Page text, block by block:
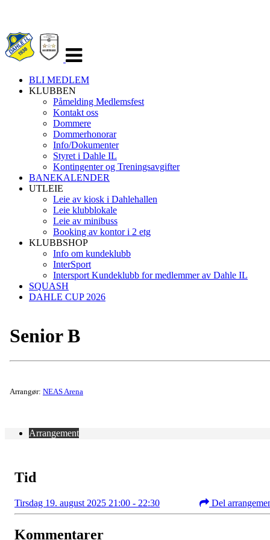
navigasjon
BLI MEDLEM
KLUBBEN
Påmelding Medlemsfest
Kontakt oss
Dommere
Dommerhonorar
Info/Dokumenter
Styret i Dahle IL
Kontingenter og Treningsavgifter
BANEKALENDER
UTLEIE
Leie av kiosk i Dahlehallen
Leie klubblokale
Leie av minibuss
Booking av kontor i 2 etg
KLUBBSHOP
Info om kundeklubb
InterSport
Intersport Kundeklubb for medlemmer av Dahle IL
SQUASH
DAHLE CUP 2026
Senior B
Arrangør: NEAS Arena
Arrangement
Tid
Tirsdag 19. august 2025 21:00 - 22:30 Del
Kommentarer